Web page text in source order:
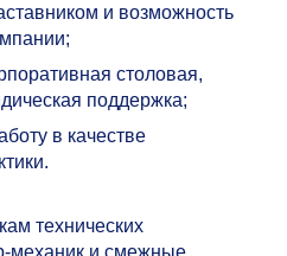
и возможность
столовая,
поддержка;
в качестве
технических
механик и смежные